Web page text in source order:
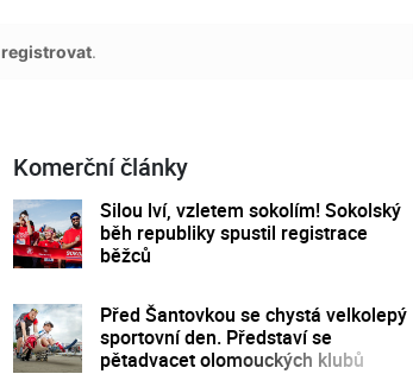
registrovat.
Komerční články
Silou lví, vzletem sokolím! Sokolský
běh republiky spustil registrace
běžců
Před Šantovkou se chystá velkolepý
sportovní den. Představí se
pětadvacet olomouckých klubů